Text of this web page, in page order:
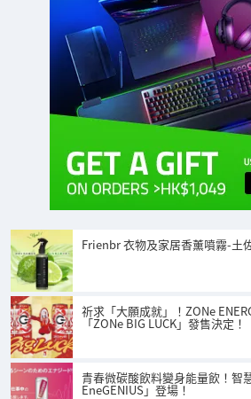
Frienbr 衣物及家居香薰噴霧-土
祈求「大願成就」！ZONe
「ZONe BIG LUCK」發售決定！
青春微碳酸飲料變身能量飲！智
EneGENIUS」登場！